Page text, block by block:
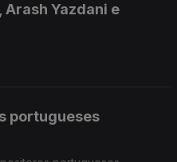
Yazdani e
portugueses